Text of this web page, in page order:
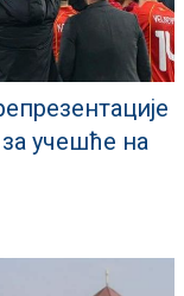
учешће на